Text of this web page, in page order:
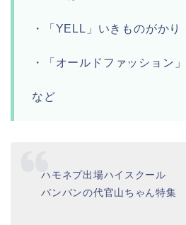
・「YELL」いきものがかり
・「オールドファッション
など
ハモネプ出場ハイスクール
バンバンの代官山ちゃん特集